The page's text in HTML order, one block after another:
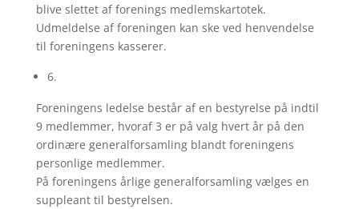
blive slettet af forenings medlemskartotek.
Udmeldelse af foreningen kan ske ved henvendelse
til foreningens kasserer.
6.
Foreningens ledelse består af en bestyrelse på indtil
9 medlemmer, hvoraf 3 er på valg hvert år på den
ordinære generalforsamling blandt foreningens
personlige medlemmer.
På foreningens årlige generalforsamling vælges en
suppleant til bestyrelsen.